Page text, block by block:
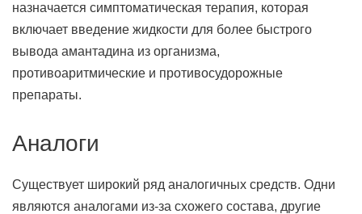
назначается симптоматическая терапия, которая
включает введение жидкости для более быстрого
вывода амантадина из организма,
противоаритмические и противосудорожные
препараты.
Аналоги
Существует широкий ряд аналогичных средств. Одни
являются аналогами из-за схожего состава, другие